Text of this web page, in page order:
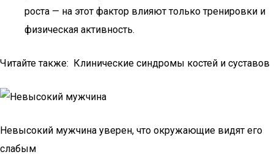
роста — на этот фактор влияют только тренировки и
физическая активность.
Читайте также: Клинические синдромы костей и суставов
Невысокий мужчина уверен, что окружающие видят его
слабым